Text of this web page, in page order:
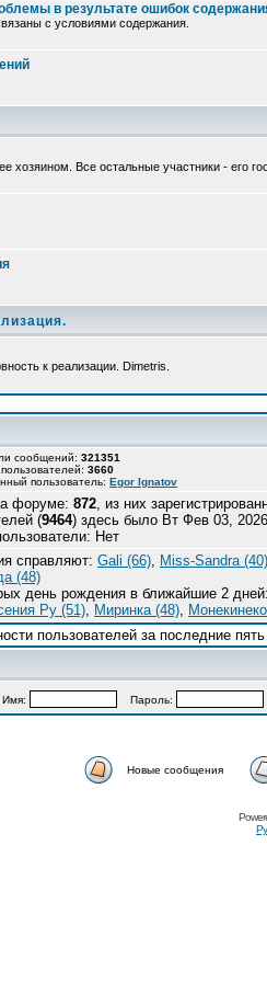
в результате ошибок
с условиями содержания.
хозяином. Все остальные участники - его
к реализации. Dimetris.
сообщений: 321351
3660
пользователь: Egor Ignatov
форуме: 872, из них
(9464) здесь было Вт Фев 03,
Нет
справляют: Gali (66), Miss-Sandra (40)
(48)
день рождения в ближайшие 2
Ру (51), Миринка (48),
пользователей за последние
Имя: Пароль:
Новые сообщения